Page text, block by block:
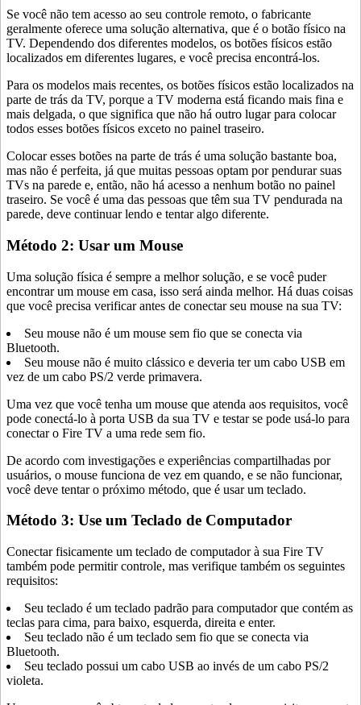
Se você não tem acesso ao seu controle remoto, o fabricante
geralmente oferece uma solução alternativa, que é o botão físico na
TV. Dependendo dos diferentes modelos, os botões físicos estão
localizados em diferentes lugares, e você precisa encontrá-los.
Para os modelos mais recentes, os botões físicos estão localizados na
parte de trás da TV, porque a TV moderna está ficando mais fina e
mais delgada, o que significa que não há outro lugar para colocar
todos esses botões físicos exceto no painel traseiro.
Colocar esses botões na parte de trás é uma solução bastante boa,
mas não é perfeita, já que muitas pessoas optam por pendurar suas
TVs na parede e, então, não há acesso a nenhum botão no painel
traseiro. Se você é uma das pessoas que têm sua TV pendurada na
parede, deve continuar lendo e tentar algo diferente.
Método 2: Usar um Mouse
Uma solução física é sempre a melhor solução, e se você puder
encontrar um mouse em casa, isso será ainda melhor. Há duas coisas
que você precisa verificar antes de conectar seu mouse na sua TV:
Seu mouse não é um mouse sem fio que se conecta via
Bluetooth.
Seu mouse não é muito clássico e deveria ter um cabo USB em
vez de um cabo PS/2 verde primavera.
Uma vez que você tenha um mouse que atenda aos requisitos, você
pode conectá-lo à porta USB da sua TV e testar se pode usá-lo para
conectar o Fire TV a uma rede sem fio.
De acordo com investigações e experiências compartilhadas por
usuários, o mouse funciona de vez em quando, e se não funcionar,
você deve tentar o próximo método, que é usar um teclado.
Método 3: Use um Teclado de Computador
Conectar fisicamente um teclado de computador à sua Fire TV
também pode permitir controle, mas verifique também os seguintes
requisitos:
Seu teclado é um teclado padrão para computador que contém as
teclas para cima, para baixo, esquerda, direita e enter.
Seu teclado não é um teclado sem fio que se conecta via
Bluetooth.
Seu teclado possui um cabo USB ao invés de um cabo PS/2
violeta.